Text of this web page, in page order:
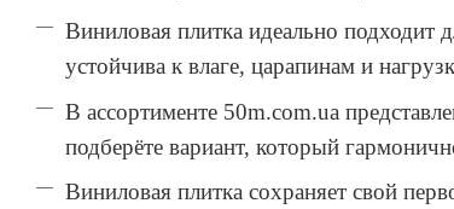
Виниловая плитка идеально подходит
устойчива к влаге, царапинам и
В ассортименте 50m.com.ua
подберёте вариант, который
Виниловая плитка сохраняет свой